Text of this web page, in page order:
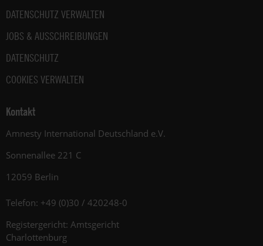
DATENSCHUTZ VERWALTEN
JOBS & AUSSCHREIBUNGEN
DATENSCHUTZ
COOKIES VERWALTEN
Kontakt
Amnesty International Deutschland e.V.
Sonnenallee 221 C
12059 Berlin
Telefon: +49 (0)30 / 420248-0
Registergericht: Amtsgericht
Charlottenburg